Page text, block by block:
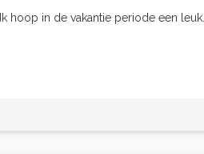
hoop in de vakantie periode een leuk...